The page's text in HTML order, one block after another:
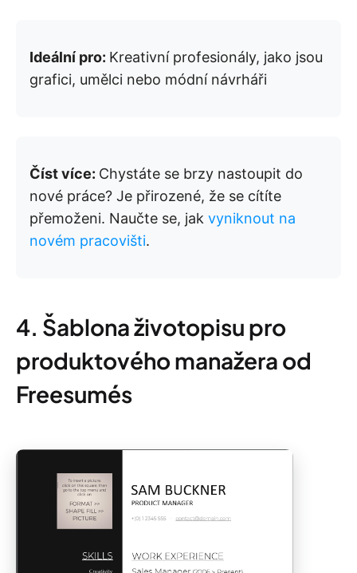
Ideální pro: Kreativní profesionály, jako jsou
grafici, umělci nebo módní návrháři
Číst více: Chystáte se brzy nastoupit do
nové práce? Je přirozené, že se cítíte
přemoženi. Naučte se, jak vyniknout na
novém pracovišti.
4. Šablona životopisu pro
produktového manažera od
Freesumés